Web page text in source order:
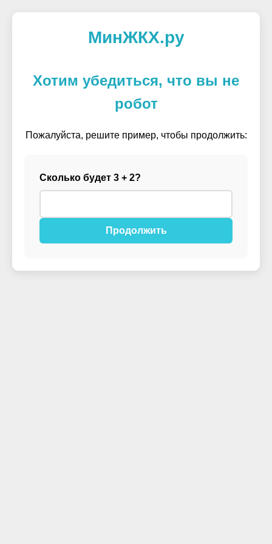
МинЖКХ.ру
Хотим убедиться, что вы не
робот
Пожалуйста, решите пример, чтобы продолжить:
Сколько будет 3 + 2?
Продолжить